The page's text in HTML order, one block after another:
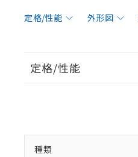
定格/性能 外形図
定格/性能
種類